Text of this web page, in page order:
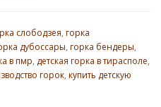
слободзея, горка
дубоссары, горка бендеры,
в пмр, детская горка в тирасполе,
горок, купить детскую